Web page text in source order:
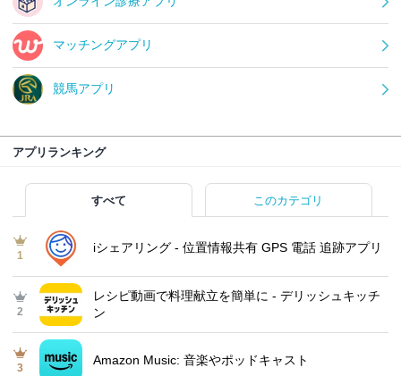
マッチングアプリ
競馬アプリ
アプリランキング
すべて このカテゴリ
1
iシェアリング - 位置情報共有 GPS 電話 追跡アプリ
2
レシピ動画で料理献立を簡単‪に - デリッシュキッチ
ン
3
Amazon Music: 音楽やポッドキャスト